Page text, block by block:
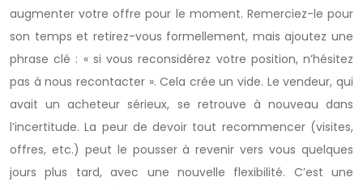
augmenter votre offre pour le moment. Remerciez-le pour
son temps et retirez-vous formellement, mais ajoutez une
phrase clé : « si vous reconsidérez votre position, n’hésitez
pas à nous recontacter ». Cela crée un vide. Le vendeur, qui
avait un acheteur sérieux, se retrouve à nouveau dans
l’incertitude. La peur de devoir tout recommencer (visites,
offres, etc.) peut le pousser à revenir vers vous quelques
jours plus tard, avec une nouvelle flexibilité. C’est une